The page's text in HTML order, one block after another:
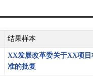
结果样本
XX发展改革委关于XX项目
准的批复